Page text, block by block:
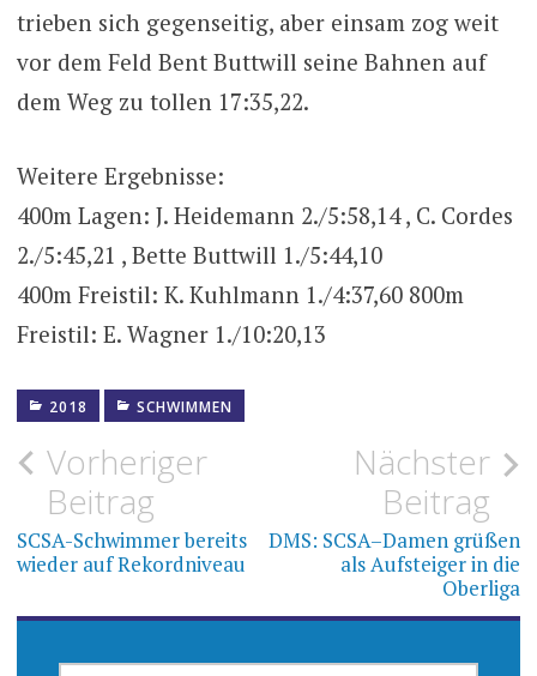
trieben sich gegenseitig, aber einsam zog weit
vor dem Feld Bent Buttwill seine Bahnen auf
dem Weg zu tollen 17:35,22.
Weitere Ergebnisse:
400m Lagen: J. Heidemann 2./5:58,14 , C. Cordes
2./5:45,21 , Bette Buttwill 1./5:44,10
400m Freistil: K. Kuhlmann 1./4:37,60 800m
Freistil: E. Wagner 1./10:20,13
2018 SCHWIMMEN
Beitragsnavigation
Vorheriger
Beitrag
SCSA-Schwimmer bereits
wieder auf Rekordniveau
Nächster
Beitrag
DMS: SCSA–Damen grüßen
als Aufsteiger in die
Oberliga